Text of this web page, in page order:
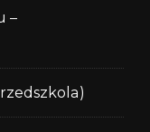
–